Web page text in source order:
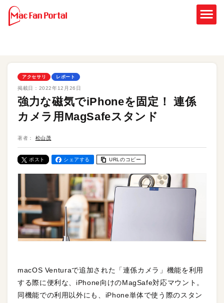
アクセサリ レポート
掲載日： 2022年12月26日
強力な磁気でiPhoneを固定！ 連係
カメラ用MagSafeスタンド
著者： 松山茂
ポスト シェアする URLのコピー
macOS Venturaで追加された「連係カメラ」機能を利用
する際に便利な、iPhone向けのMagSafe対応マウント。
同機能での利用以外にも、iPhone単体で使う際のスタン